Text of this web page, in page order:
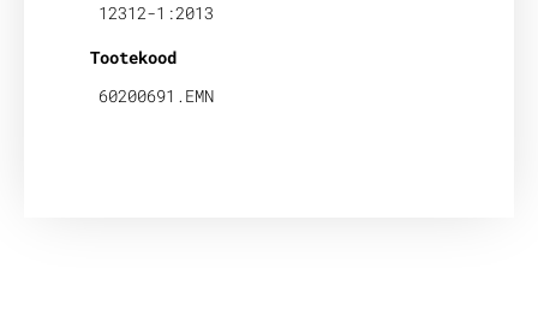
12312-1:2013
Tootekood
60200691.EMN